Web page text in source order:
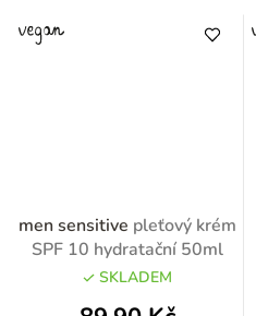
men sensitive pleťový krém
SPF 10 hydratační 50ml
SKLADEM